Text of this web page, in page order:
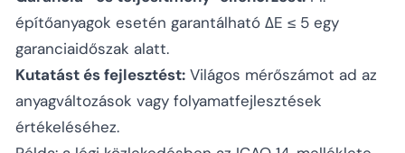
építőanyagok esetén garantálható ΔE ≤ 5 egy
garanciaidőszak alatt.
Kutatást és fejlesztést: Világos mérőszámot ad az
anyagváltozások vagy folyamatfejlesztések
értékeléséhez.